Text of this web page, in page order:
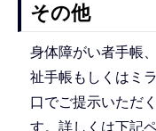
その他
身体障がい者手帳
祉手帳もしくはミ
口でご提示いただ
す。詳しくは下記